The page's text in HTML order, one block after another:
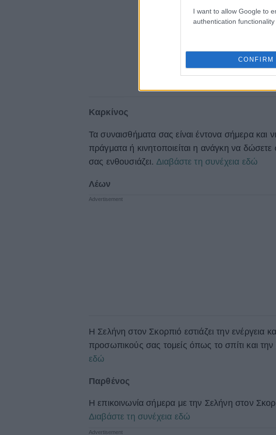
I want to allow Google to
authentication
CONFIRM
Καρκίνος
Τα συναισθήματα σας είναι έντονα σήμερα και
πράγματα ή κινητοποιείται η ανάγκη να
σας ενθουσιάζει. Διαβάστε τη συνέχεια εδώ
Λέων
Η Σελήνη στον Σκορπιό εστιάζει την ενέργεια
προσωπικούς σας τομείς όπως το σπίτι και την
εδώ
Παρθένος
Η επικοινωνία σήμερα με την Σελήνη στον
Διαβάστε τη συνέχεια εδώ